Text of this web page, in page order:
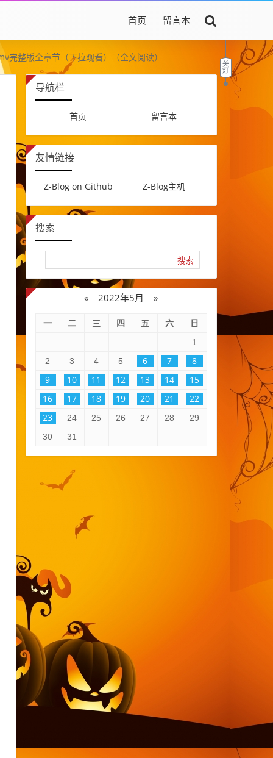
首页 留言本
整版全章节（下拉观看）（全文阅读）
导航栏
首页 留言本
友情链接
Z-Blog on Github Z-Blog主机
搜索
« 2022年5月 »
一 二 三 四 五 六
日
1
2
3 4 5 6 7
8
9
10 11 12 13 14
15
16
17 18 19 20 21
22
23
24 25 26 27 28
29
30
31